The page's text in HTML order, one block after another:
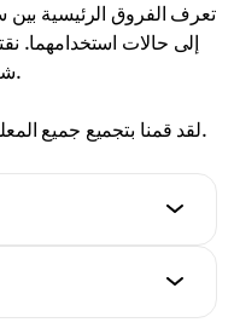
تعرف الفروق الرئيسية بين
إلى حالات استخدامهما.
شبكة لتسهيل قرارك بشأن اختيار إحداها.
لقد قمنا بتجميع جميع المعلومات في الجدول أدناه من أجل راحتك.